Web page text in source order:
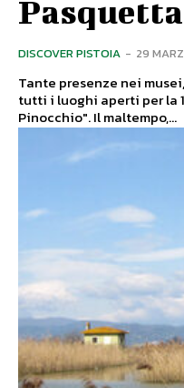
Pasquetta
DISCOVER PISTOIA - 29
Tante presenze nei
tutti i luoghi aperti per la
Pinocchio". Il maltempo,...